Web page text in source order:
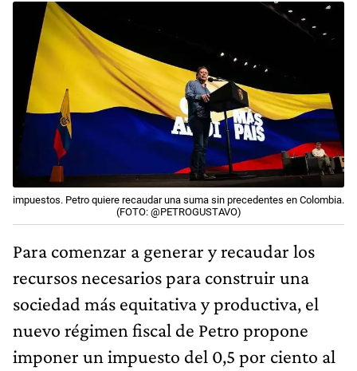
impuestos. Petro quiere recaudar una suma sin precedentes en Colombia.
(FOTO: @PETROGUSTAVO)
Para comenzar a generar y recaudar los
recursos necesarios para construir una
sociedad más equitativa y productiva, el
nuevo régimen fiscal de Petro propone
imponer un impuesto del 0,5 por ciento al